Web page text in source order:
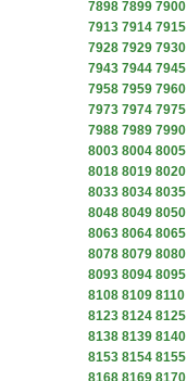
7898 7899 7900
7913 7914 7915
7928 7929 7930
7943 7944 7945
7958 7959 7960
7973 7974 7975
7988 7989 7990
8003 8004 8005
8018 8019 8020
8033 8034 8035
8048 8049 8050
8063 8064 8065
8078 8079 8080
8093 8094 8095
8108 8109 8110
8123 8124 8125
8138 8139 8140
8153 8154 8155
8168 8169 8170